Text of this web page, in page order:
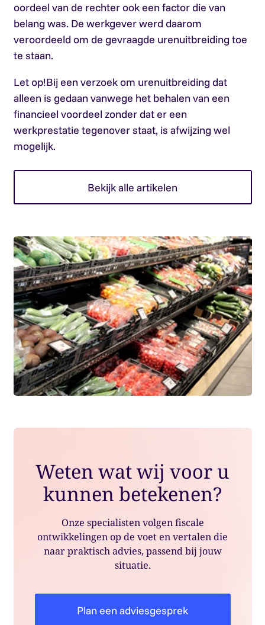
oordeel van de rechter ook een factor die van
belang was. De werkgever werd daarom
veroordeeld om de gevraagde urenuitbreiding toe
te staan.
Let op!Bij een verzoek om urenuitbreiding dat
alleen is gedaan vanwege het behalen van een
financieel voordeel zonder dat er een
werkprestatie tegenover staat, is afwijzing wel
mogelijk.
Bekijk alle artikelen
Weten wat wij voor u
kunnen betekenen?
Onze specialisten volgen fiscale
ontwikkelingen op de voet en vertalen die
naar praktisch advies, passend bij jouw
situatie.
Plan een adviesgesprek